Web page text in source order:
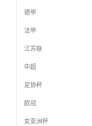
德甲
法甲
江苏联
中超
足协杯
欧冠
女亚洲杯